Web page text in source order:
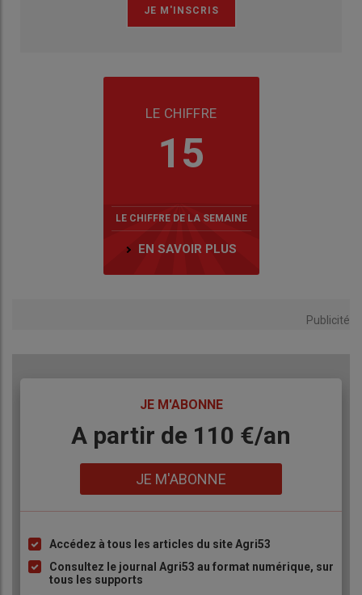
LE CHIFFRE
15
LE CHIFFRE DE LA SEMAINE
EN SAVOIR PLUS
Publicité
JE M'ABONNE
BodyA partir de 110 €/an
JE M'ABONNE
Liste
à
puce
Accédez à tous les articles du site Agri53
Consultez le journal Agri53 au format numérique, sur
tous les supports